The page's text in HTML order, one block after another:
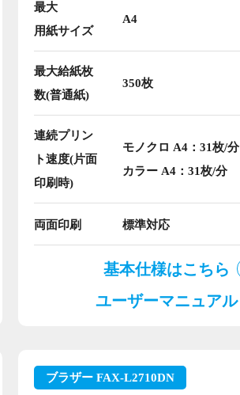
最大
用紙サイズ
A4
最大給紙枚
数(普通紙)
350枚
連続プリン
ト速度(片面
印刷時)
モノクロ A4：31枚/分
カラー A4：31枚/分
両面印刷 標準対応
基本仕様はこちら
ユーザーマニュアル
ブラザー FAX-L2710DN